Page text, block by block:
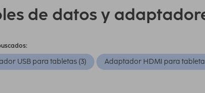
de datos y
USB para tabletas (3) Adaptador HDMI para